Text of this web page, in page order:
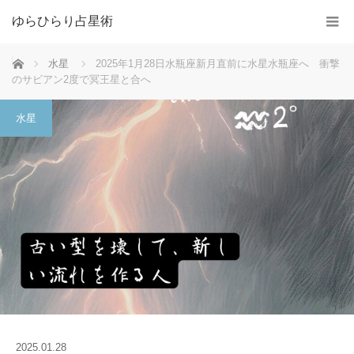
ゆらひらり占星術
ホーム 水星
2025年1月28日水瓶座新月直前に水星水瓶座へ 衝撃
のサビアン2度で冥王星と合へ
水星
2025.01.28